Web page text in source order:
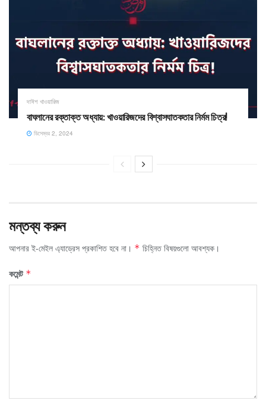
দাঈশ খাওয়ারিজ
বাঘলানের রক্তাক্ত অধ্যায়: খাওয়ারিজদের বিশ্বাসঘাতকতার নির্মম চিত্র!
ডিসেম্বর 2, 2024
মন্তব্য করুন
আপনার ই-মেইল এ্যাড্রেস প্রকাশিত হবে না। * চিহ্নিত বিষয়গুলো আবশ্যক।
কমেন্ট *